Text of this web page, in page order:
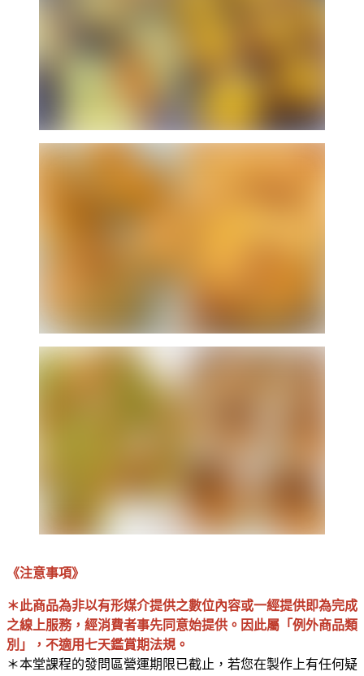
《注意事項》
＊此商品為非以有形媒介提供之數位內容或一經提供即為完成
之線上服務，經消費者事先同意始提供。因此屬「例外商品類
別」，不適用七天鑑賞期法規。
＊本堂課程的發問區營運期限已截止，若您在製作上有任何疑